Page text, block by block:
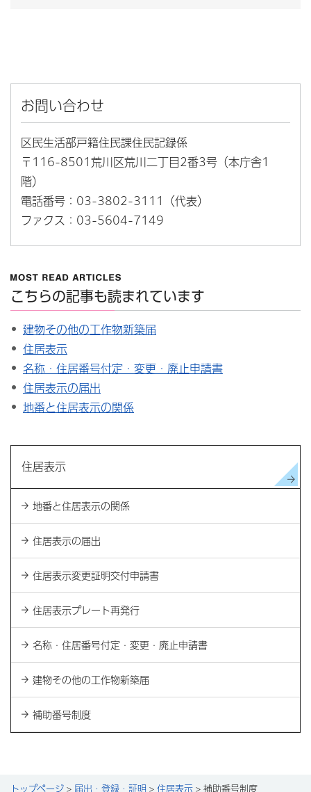
お問い合わせ
区民生活部戸籍住民課住民記録係
〒116-8501荒川区荒川二丁目2番3号（本庁舎1
階）
電話番号：03-3802-3111（代表）
ファクス：03-5604-7149
こちらの記事も読まれています
建物その他の工作物新築届
住居表示
名称・住居番号付定・変更・廃止申請書
住居表示の届出
地番と住居表示の関係
住居表示
地番と住居表示の関係
住居表示の届出
住居表示変更証明交付申請書
住居表示プレート再発行
名称・住居番号付定・変更・廃止申請書
建物その他の工作物新築届
補助番号制度
トップページ > 届出・登録・証明 > 住居表示 > 補助番号制度